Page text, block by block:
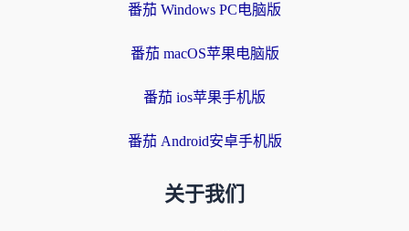
番茄 Windows PC电脑版
番茄 macOS苹果电脑版
番茄 ios苹果手机版
番茄 Android安卓手机版
关于我们